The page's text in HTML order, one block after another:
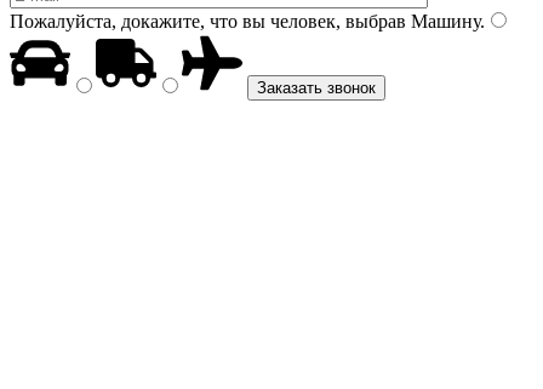
Пожалуйста, докажите, что вы человек, выбрав Машину.
Заказать звонок